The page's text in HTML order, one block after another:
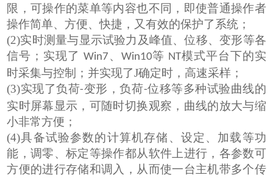
限，可操作的菜单等内容也不同， 即使普通操作者
操作简单、方便、快捷，又有效的保护了系统；
(2)实时测量与显示试验力及峰值、位移、变形等各
信号；实现了 Win7 、 Win10等 NT模式平台下的实
时采集与控制；并实现了J确定时，高速采样；
(3)实现了负荷-变形，负荷-位移等多种试验曲线的
实时屏幕显示，可随时切换观察，曲线的放大与缩
小非常方便；
(4)具备试验参数的计算机存储、设定、加载等功
能，调零、标定等操作都从软件上进行，各参数可
方便的进行存储和调入，从而使一台主机带多个传